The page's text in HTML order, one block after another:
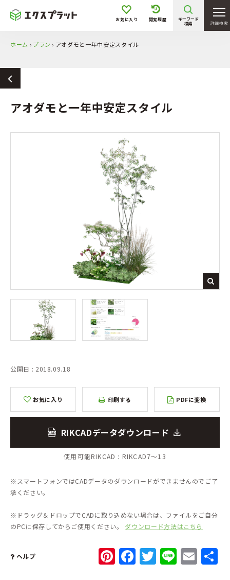
詳細検索
お気に入り 閲覧履歴
キーワード
検索
ホーム › プラン › アオダモと⼀年中安定スタイル
アオダモと⼀年中安定スタイル
公開日 : 2018.09.18
お気に入り 印刷する PDFに変換
RIKCADデータダウンロード
使用可能RIKCAD : RIKCAD7～13
※スマートフォンではCADデータのダウンロードができませんのでご了
承ください。
※ドラッグ＆ドロップでCADに取り込めない場合は、ファイルをご自分
のPCに保存してからご使用ください。 ダウンロード方法はこちら
ヘルプ Pinterest
Facebook
Twitter
Line